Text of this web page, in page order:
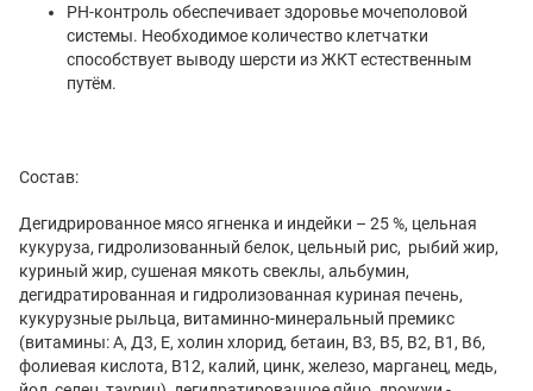
РН-контроль обеспечивает здоровье мочеполовой
системы. Необходимое количество клетчатки
способствует выводу шерсти из ЖКТ естественным
путём.
Состав:
Дегидрированное мясо ягненка и индейки – 25 %, цельная
кукуруза, гидролизованный белок, цельный рис, рыбий жир,
куриный жир, сушеная мякоть свеклы, альбумин,
дегидратированная и гидролизованная куриная печень,
кукурузные рыльца, витаминно-минеральный премикс
(витамины: А, Д3, Е, холин хлорид, бетаин, В3, В5, В2, В1, В6,
фолиевая кислота, В12, калий, цинк, железо, марганец, медь,